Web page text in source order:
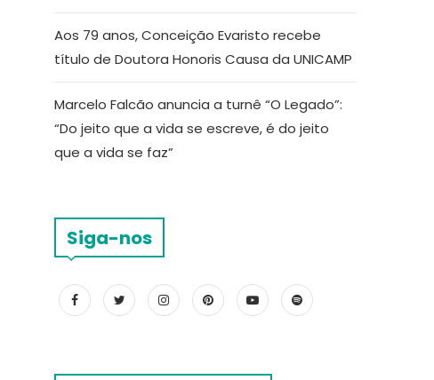
Aos 79 anos, Conceição Evaristo recebe
título de Doutora Honoris Causa da UNICAMP
Marcelo Falcão anuncia a turnê “O Legado”:
“Do jeito que a vida se escreve, é do jeito
que a vida se faz”
Siga-nos